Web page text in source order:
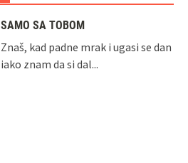
SAMO SA TOBOM
Znaš, kad padne mrak i ugasi se dan
iako znam da si dal...